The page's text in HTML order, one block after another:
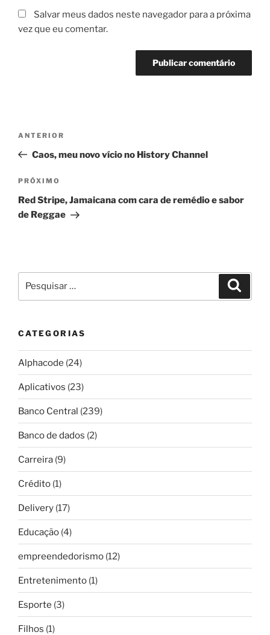
Salvar meus dados neste navegador para a próxima
vez que eu comentar.
Post
Post
anterior
ANTERIOR
Caos, meu novo vício no History Channel
Próximo
post
PRÓXIMO
Red Stripe, Jamaicana com cara de remédio e sabor
de Reggae
por:
CATEGORIAS
Alphacode (24)
Aplicativos (23)
Banco Central (239)
Banco de dados (2)
Carreira (9)
Crédito (1)
Delivery (17)
Educação (4)
empreendedorismo (12)
Entretenimento (1)
Esporte (3)
Filhos (1)